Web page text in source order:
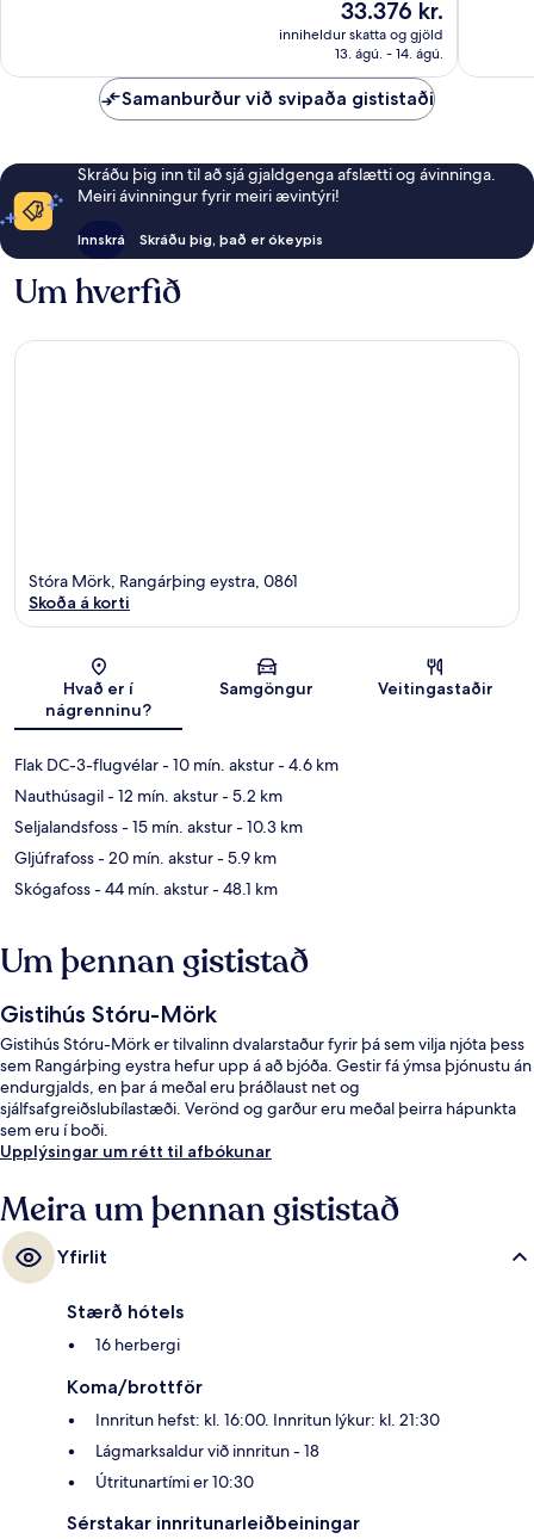
Verðið
33.376 kr.
33.376 kr.
inniheldur skatta og gjöld
13. ágú. - 14. ágú.
Samanburður við svipaða gististaði
Skráðu þig inn til að sjá gjaldgenga afslætti og ávinninga.
Meiri ávinningur fyrir meiri ævintýri!
Innskrá Skráðu þig, það er ókeypis
Um hverfið
Kort
Stóra Mörk, Rangárþing eystra, 0861
Skoða á korti
Hvað er í
nágrenninu?
Samgöngur Veitingastaðir
Flak DC-3-flugvélar- 10 mín. akstur- 4.6 km
Nauthúsagil- 12 mín. akstur- 5.2 km
Seljalandsfoss- 15 mín. akstur- 10.3 km
Gljúfrafoss- 20 mín. akstur- 5.9 km
Skógafoss- 44 mín. akstur- 48.1 km
Um þennan gististað
Gistihús Stóru-Mörk
Gistihús Stóru-Mörk er tilvalinn dvalarstaður fyrir þá sem vilja njóta þess
sem Rangárþing eystra hefur upp á að bjóða. Gestir fá ýmsa þjónustu án
endurgjalds, en þar á meðal eru þráðlaust net og
sjálfsafgreiðslubílastæði. Verönd og garður eru meðal þeirra hápunkta
sem eru í boði.
Upplýsingar um rétt til afbókunar
Meira um þennan gististað
Yfirlit
Stærð hótels
16 herbergi
Koma/brottför
Innritun hefst: kl. 16:00. Innritun lýkur: kl. 21:30
Lágmarksaldur við innritun - 18
Útritunartími er 10:30
Sérstakar innritunarleiðbeiningar